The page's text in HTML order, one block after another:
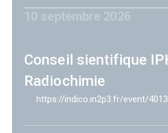
10 septembre 2026
Conseil sientifique
Radiochimie
https://indico.in2p3.fr/event/